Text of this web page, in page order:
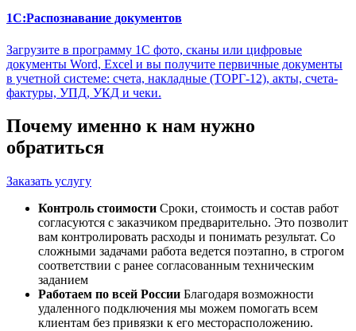
1С:Распознавание документов
Загрузите в программу 1С фото, сканы или цифровые
документы Word, Excel и вы получите первичные документы
в учетной системе: счета, накладные (ТОРГ-12), акты, счета-
фактуры, УПД, УКД и чеки.
Почему именно к нам нужно
обратиться
Заказать услугу
Контроль стоимости Сроки, стоимость и состав работ
согласуются с заказчиком предварительно. Это позволит
вам контролировать расходы и понимать результат. Со
сложными задачами работа ведется поэтапно, в строгом
соответствии с ранее согласованным техническим
заданием
Работаем по всей России Благодаря возможности
удаленного подключения мы можем помогать всем
клиентам без привязки к его месторасположению.